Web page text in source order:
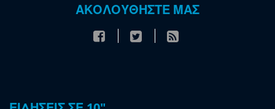
ΑΚΟΛΟΥΘΗΣΤΕ ΜΑΣ